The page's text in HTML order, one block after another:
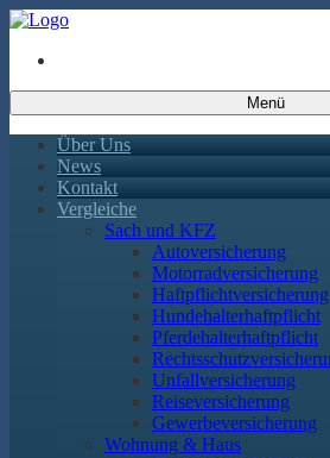
Menü
Über Uns
News
Kontakt
Vergleiche
Sach und KFZ
Autoversicherung
Motorradversicherung
Haftpflichtversicherung
Hundehalterhaftpflicht
Pferdehalterhaftpflicht
Unfallversicherung
Reiseversicherung
Gewerbeversicherung
Wohnung & Haus